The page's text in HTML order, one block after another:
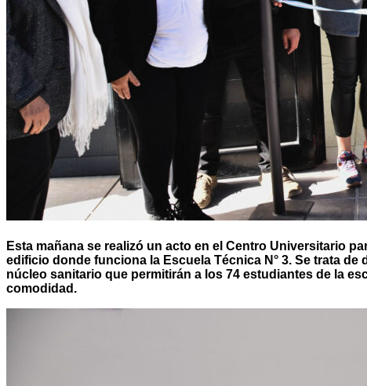
Esta mañana se realizó un acto en el Centro Universitario
edificio donde funciona la Escuela Técnica N° 3. Se trata
núcleo sanitario que permitirán a los 74 estudiantes de la
comodidad.